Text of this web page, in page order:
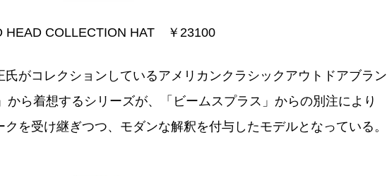
HEAD COLLECTION HAT ￥23100
がコレクションしているアメリカンクラシックアウトドアブラン
から着想するシリーズが、「ビームスプラス」からの別注により
を受け継ぎつつ、モダンな解釈を付与したモデルとなっている。